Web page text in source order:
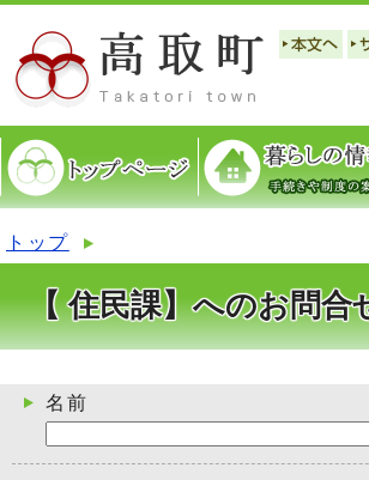
トップ
【 住民課】へのお問合
名前